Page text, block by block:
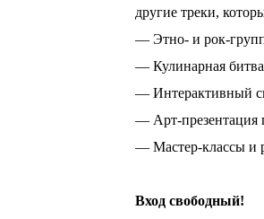
другие треки,
— Этно- и рок-
— Кулинарная
— Интерактивный
— Арт-презентация
— Мастер-классы и
Вход свободный!